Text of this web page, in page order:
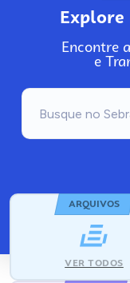
Encontre
e
ARQUIVOS
VER TODOS